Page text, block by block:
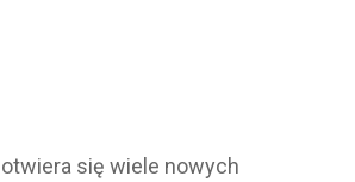
się wiele nowych